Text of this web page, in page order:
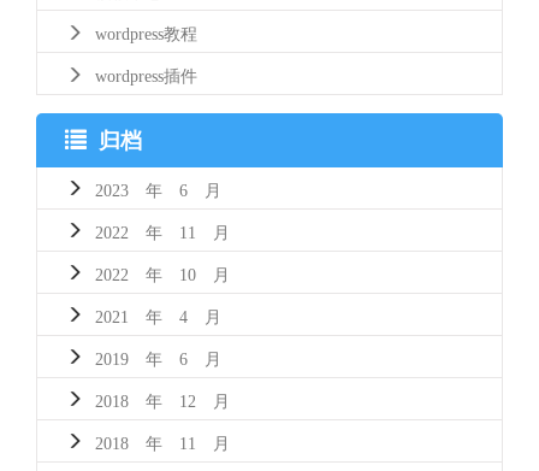
wordpress教程
wordpress插件
归档
2023 年 6 月
2022 年 11 月
2022 年 10 月
2021 年 4 月
2019 年 6 月
2018 年 12 月
2018 年 11 月